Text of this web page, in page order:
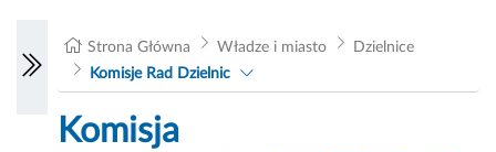
Strona Główna Władze i miasto
Dzielnice
Komisje Rad Dzielnic
Komisja